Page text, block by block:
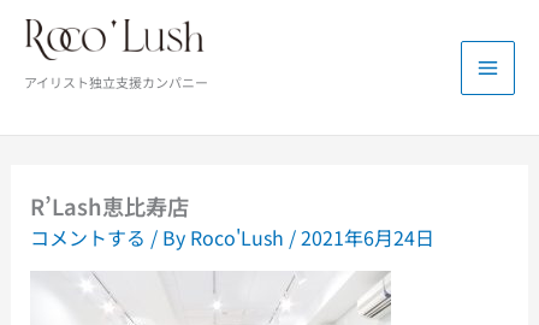
キ
アイリスト独立支援カンパニー
R’Lash恵比寿店
コメントする / By Roco'Lush /2021年6月24日